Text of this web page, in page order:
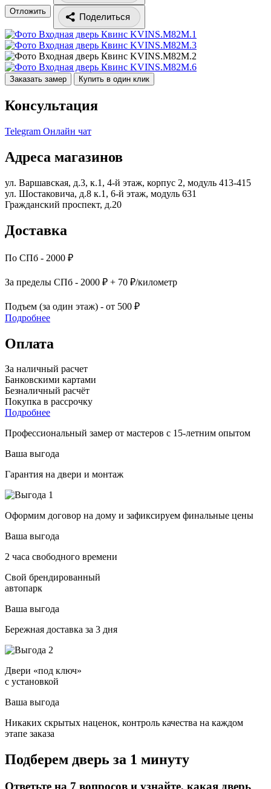
Отложить
Поделиться
Заказать замер Купить в один клик
Консультация
Telegram Онлайн чат
Адреса магазинов
ул. Варшавская, д.3, к.1, 4-й этаж, корпус 2, модуль 413-415
ул. Шостаковича, д.8 к.1, 6-й этаж, модуль 631
Гражданский проспект, д.20
Доставка
По СПб - 2000 ₽
За пределы СПб - 2000 ₽ + 70 ₽/километр
Подъем (за один этаж) - от 500 ₽
Подробнее
Оплата
За наличный расчет
Банковскими картами
Безналичный расчёт
Покупка в рассрочку
Подробнее
Профессиональный замер от мастеров с 15-летним опытом
Ваша выгода
Гарантия на двери и монтаж
Оформим договор на дому и зафиксируем финальные цены
Ваша выгода
2 часа свободного времени
Свой брендированный
автопарк
Ваша выгода
Бережная доставка за 3 дня
Двери «под ключ»
с установкой
Ваша выгода
Никаких скрытых наценок, контроль качества на каждом
этапе заказа
Подберем дверь за 1 минуту
Ответьте на 7 вопросов и узнайте, какая дверь